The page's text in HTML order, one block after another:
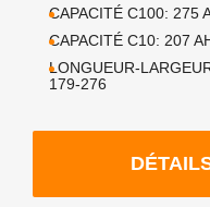
CAPACITÉ C100: 275
CAPACITÉ C10: 207
LONGUEUR-
179-276